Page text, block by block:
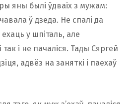
яны былі ўдваіх з мужам:
ў дзеда. Не спалі да
у шпіталь, але
і не пачаліся. Тады Сяргей
адвёз на заняткі і паехаў